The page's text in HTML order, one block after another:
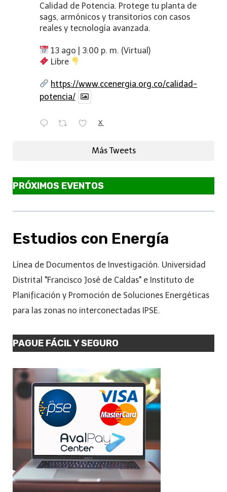
Calidad de Potencia. Protege tu planta de
sags, armónicos y transitorios con casos
reales y tecnología avanzada.
13 ago | 3:00 p. m. (Virtual)
Libre
https://www.ccenergia.org.co/calidad-
potencia/
X
Más Tweets
PRÓXIMOS EVENTOS
Estudios con Energía
Línea de Documentos de Investigación. Universidad
Distrital "Francisco José de Caldas" e Instituto de
Planificación y Promoción de Soluciones Energéticas
para las zonas no interconectadas IPSE.
PAGUE FÁCIL Y SEGURO